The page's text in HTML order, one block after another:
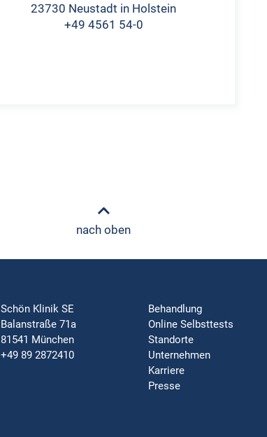
23730 Neustadt in Holstein
+49 4561 54-0
nach oben
Schön Klinik SE
Balanstraße 71a
81541 München
+49 89 2872410
Behandlung
Online Selbsttests
Standorte
Unternehmen
Karriere
Presse